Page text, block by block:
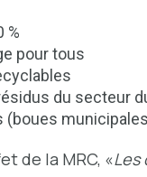
%
pour tous
du secteur
(boues
de la MRC, «Les